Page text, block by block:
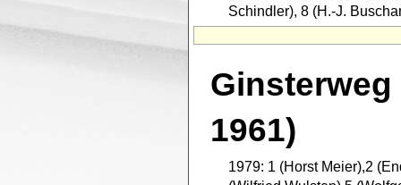
Schindler), 8 (H.-J.
1961)
1979: 1 (Horst Meier),2